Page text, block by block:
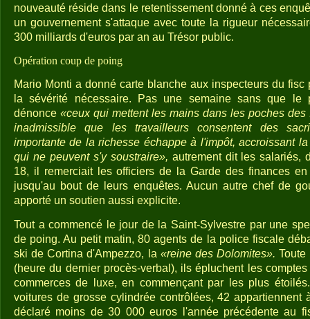
nouveauté réside dans le retentissement donné à ces
un gouvernement s'attaque avec toute la rigueur
300 milliards d'euros par an au Trésor public.
Opération coup de poing
Mario Monti a donné carte blanche aux inspecteurs du fisc
la sévérité nécessaire. Pas une semaine sans que le
dénonce «ceux qui mettent les mains dans les poches
inadmissible que les travailleurs consentent des
importante de la richesse échappe à l'impôt, accroissant
qui ne peuvent s'y soustraire», autrement dit les salariés,
18, il remerciait les officiers de la Garde des finances
jusqu'au bout de leurs enquêtes. Aucun autre chef de
apporté un soutien aussi explicite.
Tout a commencé le jour de la Saint-Sylvestre par une
de poing. Au petit matin, 80 agents de la police fiscale
ski de Cortina d'Ampezzo, la «reine des Dolomites». Toute
(heure du dernier procès-verbal), ils épluchent les
commerces de luxe, en commençant par les plus
voitures de grosse cylindrée contrôlées, 42 appartiennent
déclaré moins de 30 000 euros l'année précédente au